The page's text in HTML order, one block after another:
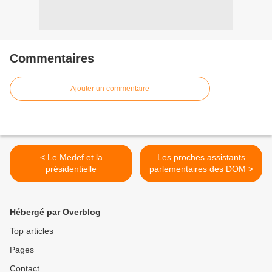
Commentaires
Ajouter un commentaire
< Le Medef et la
présidentielle
Les proches assistants
parlementaires des DOM >
Hébergé par Overblog
Top articles
Pages
Contact